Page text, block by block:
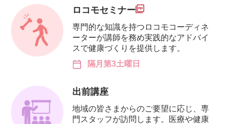
ロコモセミナー
専門的な知識を持つロコモコーディネ
ーターが講師を務め実践的なアドバイ
スで健康づくりを提供します。
隔月第3土曜日
出前講座
地域の皆さまからのご要望に応じ、専
門スタッフが訪問します。医療や健康